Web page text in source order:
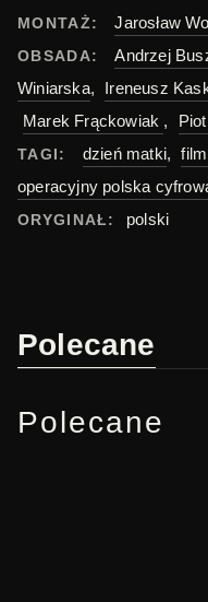
MONTAŻ: Jarosław
OBSADA: Andrzej
Winiarska, Ireneusz
Marek Frąckowiak ,
TAGI: dzień matki,
operacyjny polska
ORYGINAŁ: polski
Polecane
Polecane